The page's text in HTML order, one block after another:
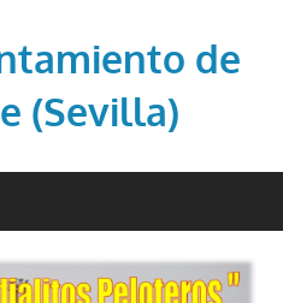
de
(Sevilla)